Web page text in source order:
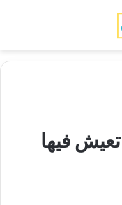
فيها